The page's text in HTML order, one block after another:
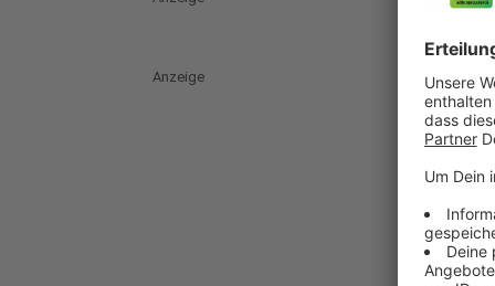
Anzeige